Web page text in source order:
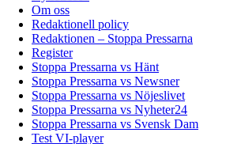
Om oss
Redaktionell policy
Redaktionen – Stoppa Pressarna
Register
Stoppa Pressarna vs Hänt
Stoppa Pressarna vs Newsner
Stoppa Pressarna vs Nöjeslivet
Stoppa Pressarna vs Nyheter24
Stoppa Pressarna vs Svensk Dam
Test VI-player